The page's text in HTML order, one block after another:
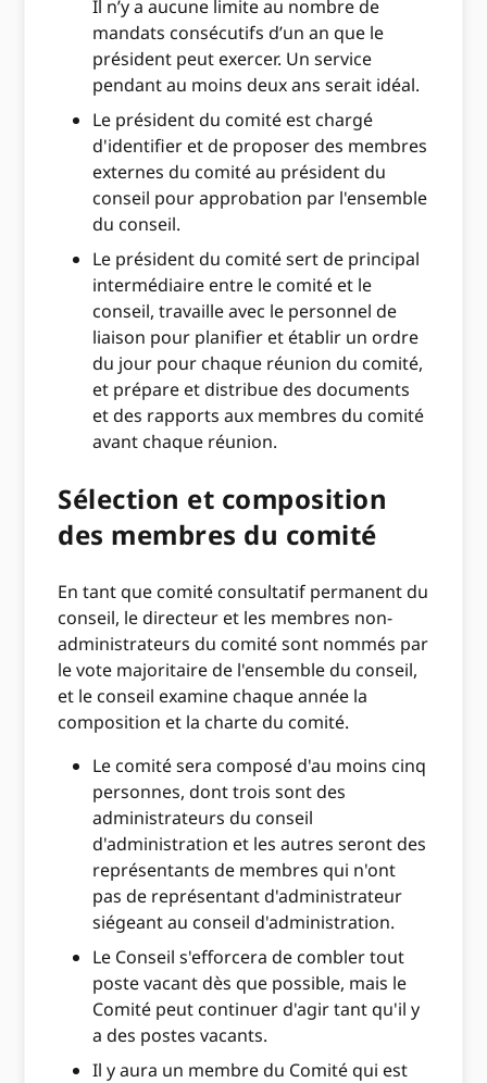
Il n’y a aucune limite au nombre de
mandats consécutifs d’un an que le
président peut exercer. Un service
pendant au moins deux ans serait idéal.
Le président du comité est chargé
d'identifier et de proposer des membres
externes du comité au président du
conseil pour approbation par l'ensemble
du conseil.
Le président du comité sert de principal
intermédiaire entre le comité et le
conseil, travaille avec le personnel de
liaison pour planifier et établir un ordre
du jour pour chaque réunion du comité,
et prépare et distribue des documents
et des rapports aux membres du comité
avant chaque réunion.
Sélection et composition
des membres du comité
En tant que comité consultatif permanent du
conseil, le directeur et les membres non-
administrateurs du comité sont nommés par
le vote majoritaire de l'ensemble du conseil,
et le conseil examine chaque année la
composition et la charte du comité.
Le comité sera composé d'au moins cinq
personnes, dont trois sont des
administrateurs du conseil
d'administration et les autres seront des
représentants de membres qui n'ont
pas de représentant d'administrateur
siégeant au conseil d'administration.
Le Conseil s'efforcera de combler tout
poste vacant dès que possible, mais le
Comité peut continuer d'agir tant qu'il y
a des postes vacants.
Il y aura un membre du Comité qui est